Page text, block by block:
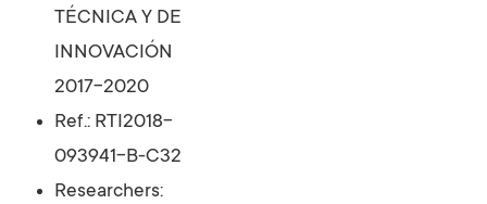
TÉCNICA Y DE
INNOVACIÓN
2017-2020
Ref.: RTI2018-
093941-B-C32
Researchers: